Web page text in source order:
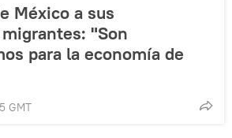
México a sus
"Son
para la economía de
GMT